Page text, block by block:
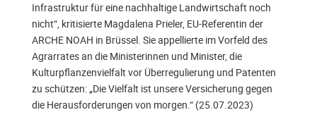
Infrastruktur für eine nachhaltige Landwirtschaft noch
nicht“, kritisierte Magdalena Prieler, EU-Referentin der
ARCHE NOAH in Brüssel. Sie appellierte im Vorfeld des
Agrarrates an die Ministerinnen und Minister, die
Kulturpflanzenvielfalt vor Überregulierung und Patenten
zu schützen: „Die Vielfalt ist unsere Versicherung gegen
die Herausforderungen von morgen.“ (25.07.2023)